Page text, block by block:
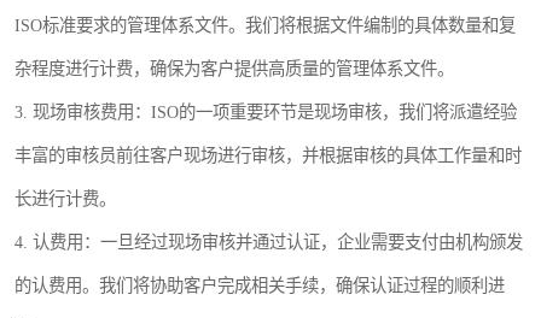
ISO标准要求的管理体系文件。我们将根据文件编制的具体数量和复
杂程度进行计费，确保为客户提供高质量的管理体系文件。
3. 现场审核费用：ISO的一项重要环节是现场审核，我们将派遣经验
丰富的审核员前往客户现场进行审核，并根据审核的具体工作量和时
长进行计费。
4. 认费用：一旦经过现场审核并通过认证，企业需要支付由机构颁发
的认费用。我们将协助客户完成相关手续，确保认证过程的顺利进